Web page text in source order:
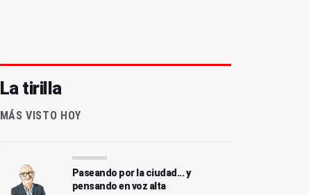
La tirilla
MÁS VISTO HOY
Paseando por la ciudad... y
pensando en voz alta